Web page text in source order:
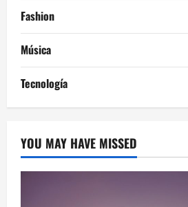
Fashion
Música
Tecnología
YOU MAY HAVE MISSED